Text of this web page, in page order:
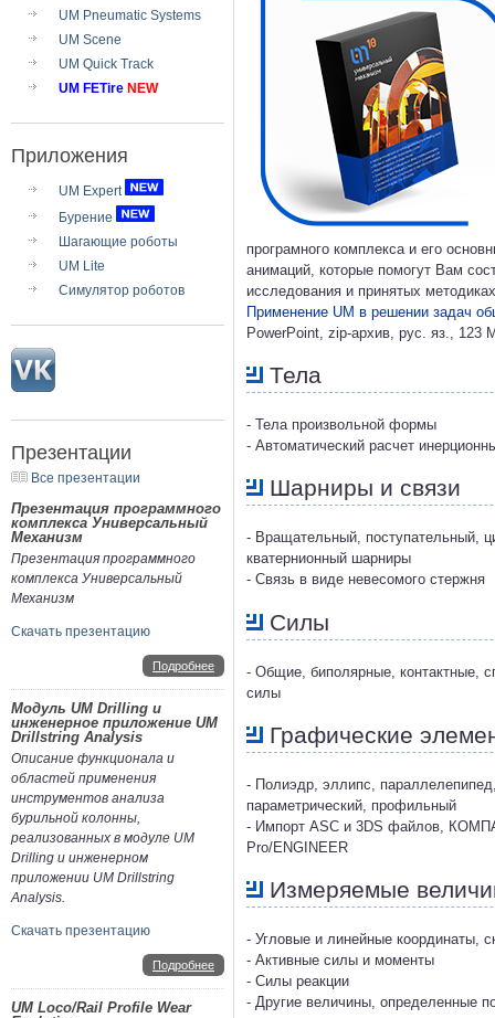
UM Pneumatic Systems
UM Scene
UM Quick Track
UM FETire NEW
Приложения
UM Expert
Бурение
Шагающие роботы
UM Lite
Симулятор роботов
Презентации
Все презентации
Презентация программного
комплекса Универсальный
Механизм
Презентация программного
комплекса Универсальный
Механизм
Скачать презентацию
Подробнее
Модуль UM Drilling и
инженерное приложение UM
Drillstring Analysis
Описание функционала и
областей применения
инструментов анализа
бурильной колонны,
реализованных в модуле UM
Drilling и инженерном
приложении UM Drillstring
Analysis.
Скачать презентацию
Подробнее
UM Loco/Rail Profile Wear
програмного комплекса и его
анимаций, которые помогут Вам
исследования и принятых
Применение UM в решении задач
PowerPoint, zip-архив, рус. яз., 123
Тела
- Тела произвольной формы
- Автоматический расчет
Шарниры и связи
- Вращательный, поступательный,
кватернионный шарниры
- Связь в виде невесомого стержня
Силы
- Общие, биполярные, контактные,
силы
Графические
- Полиэдр, эллипс,
параметрический, профильный
- Импорт ASC и 3DS файлов,
Pro/ENGINEER
Измеряемые
- Угловые и линейные координаты,
- Активные силы и моменты
- Силы реакции
- Другие величины, определенные